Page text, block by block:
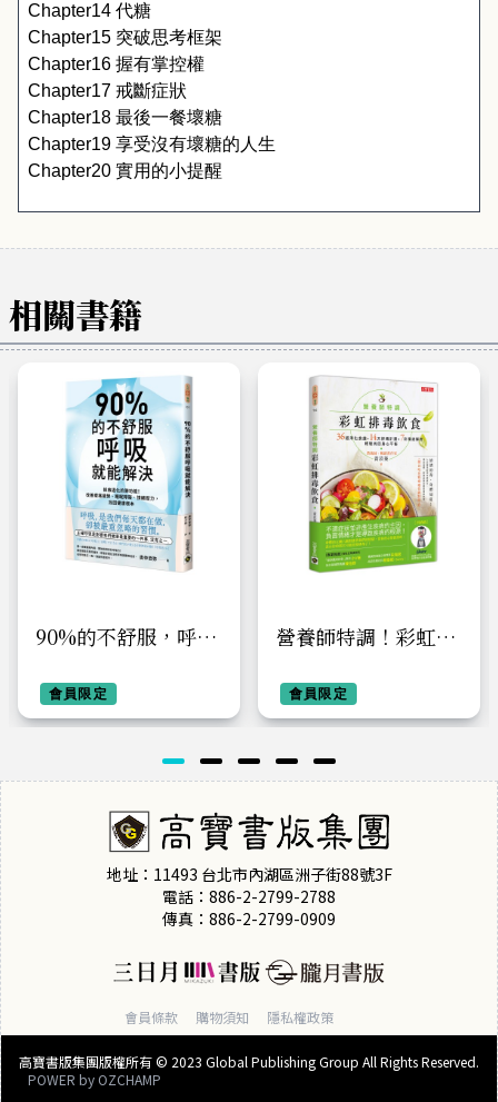
Chapter14 代糖
Chapter15 突破思考框架
Chapter16 握有掌控權
Chapter17 戒斷症狀
Chapter18 最後一餐壞糖
Chapter19 享受沒有壞糖的人生
Chapter20 實用的小提醒
相關書籍
90%的不舒服，呼吸
的肺功能！改善痠痛
疲勞、睡眠障礙、情
緒壓力，找回健康根
本
會員限定
營養師特調！彩虹排
食譜+14天排毒計畫
+7彩情緒解析，輕鬆
找回身心平衡【附巴
哈花精療癒情緒對照
表】
會員限定
地址：11493 台北市內湖區洲子街88號3F
電話：886-2-2799-2788
傳真：886-2-2799-0909
會員條款 購物須知 隱私權政策
高寶書版集團版權所有 © 2023 Global Publishing Group All Rights Reserved.
POWER by OZCHAMP